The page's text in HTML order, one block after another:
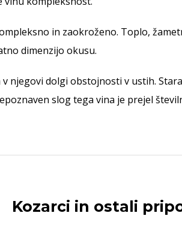
in zaokroženo. Toplo,
dimenzijo okusu.
njegovi dolgi obstojnosti v ustih.
slog tega vina je prejel
Kozarci in ostali